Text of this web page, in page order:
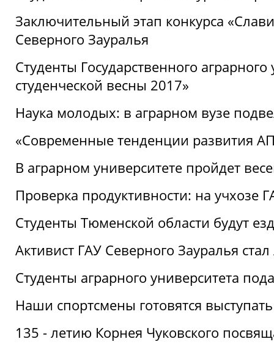
Заключительный этап конкурса
Северного Зауралья
Студенты Государственного
студенческой весны 2017»
Наука молодых: в аграрном вузе
«Современные тенденции развития
В аграрном университете пройдет
Проверка продуктивности: на учхозе
Студенты Тюменской области будут
Активист ГАУ Северного Зауралья
Студенты аграрного университета
Наши спортсмены готовятся
135 - летию Корнея Чуковского